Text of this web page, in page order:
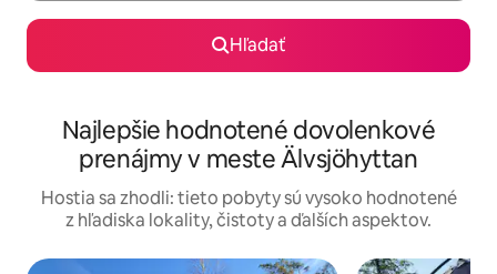
Hľadať
Najlepšie hodnotené dovolenkové
prenájmy v meste Älvsjöhyttan
Hostia sa zhodli: tieto pobyty sú vysoko hodnotené
z hľadiska lokality, čistoty a ďalších aspektov.